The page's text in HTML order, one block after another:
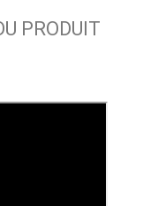
PRODUIT